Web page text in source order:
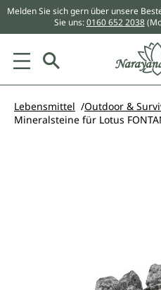
springen
Melden Sie sich gern über unsere
Sie uns:0160 652 2038
Lebensmittel Outdoor &
Mineralsteine für Lotus